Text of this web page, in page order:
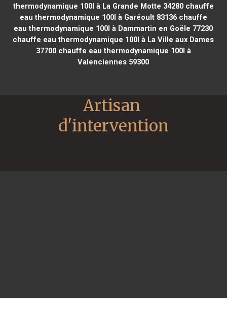
thermodynamique 100l à La Grande Motte 34280chauffe
eau thermodynamique 100l à Garéoult 83136chauffe
eau thermodynamique 100l à Dammartin en Goële 77230
chauffe eau thermodynamique 100l à La Ville aux Dames
37700chauffe eau thermodynamique 100l à
Valenciennes 59300
Artisan
d'intervention